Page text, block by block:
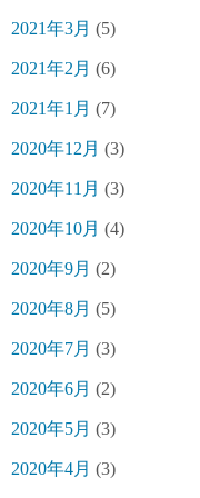
2021年3月 (5)
2021年2月 (6)
2021年1月 (7)
2020年12月 (3)
2020年11月 (3)
2020年10月 (4)
2020年9月 (2)
2020年8月 (5)
2020年7月 (3)
2020年6月 (2)
2020年5月 (3)
2020年4月 (3)